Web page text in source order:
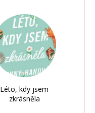
Léto, kdy jsem
zkrásněla